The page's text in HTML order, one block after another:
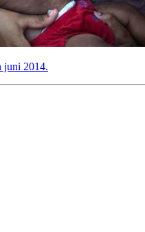
juni 2014.